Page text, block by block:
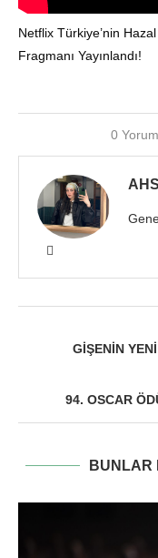
Netflix Türkiye’nin Hazal
Fragmanı Yayınlandı!
0
GIŞENIN
94. OSCAR
BUNLAR